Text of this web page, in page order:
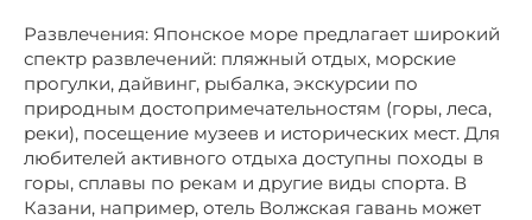
Развлечения: Японское море предлагает широкий
спектр развлечений: пляжный отдых, морские
прогулки, дайвинг, рыбалка, экскурсии по
природным достопримечательностям (горы, леса,
реки), посещение музеев и исторических мест. Для
любителей активного отдыха доступны походы в
горы, сплавы по рекам и другие виды спорта. В
Казани, например, отель Волжская гавань может